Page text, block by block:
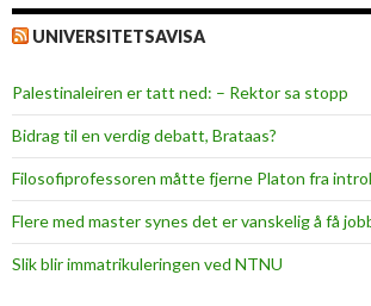
UNIVERSITETSAVISA
Palestinaleiren er tatt ned: – Rektor sa stopp
Bidrag til en verdig debatt, Brataas?
Filosofiprofessoren måtte fjerne Platon fra
Flere med master synes det er vanskelig å få
Slik blir immatrikuleringen ved NTNU